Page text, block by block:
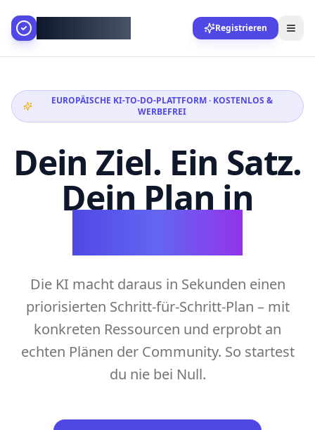
Registrieren
EUROPÄISCHE KI-TO-DO-PLATTFORM · KOSTENLOS &
WERBEFREI
Dein Ziel. Ein Satz.
Dein Plan in
Die KI macht daraus in Sekunden einen
priorisierten Schritt-für-Schritt-Plan – mit
konkreten Ressourcen und erprobt an
echten Plänen der Community. So startest
du nie bei Null.